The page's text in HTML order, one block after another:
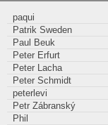
paqui
Patrik Sweden
Paul Beuk
Peter Erfurt
Peter Lacha
Peter Schmidt
peterlevi
Petr Zábranský
Phil